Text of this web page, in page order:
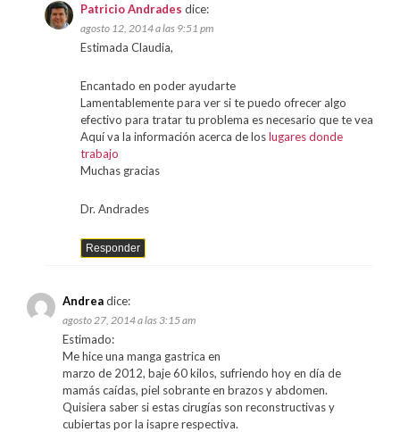
Patricio Andrades dice:
agosto 12, 2014 a las 9:51 pm
Estimada Claudia,
Encantado en poder ayudarte
Lamentablemente para ver si te puedo ofrecer algo
efectivo para tratar tu problema es necesario que te vea
Aquí va la información acerca de loslugares donde
trabajo
Muchas gracias
Dr. Andrades
Responder
Andreadice:
agosto 27, 2014 a las 3:15 am
Estimado:
Me hice una manga gastrica en
marzo de 2012, baje 60 kilos, sufriendo hoy en día de
mamás caídas, piel sobrante en brazos y abdomen.
Quisiera saber si estas cirugías son reconstructivas y
cubiertas por la isapre respectiva.